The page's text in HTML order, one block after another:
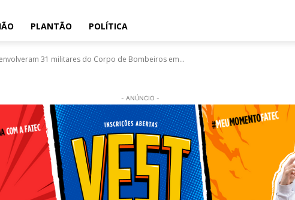
PLANTÃO POLÍTICA
31 militares do Corpo de Bombeiros em...
- ANÚNCIO -